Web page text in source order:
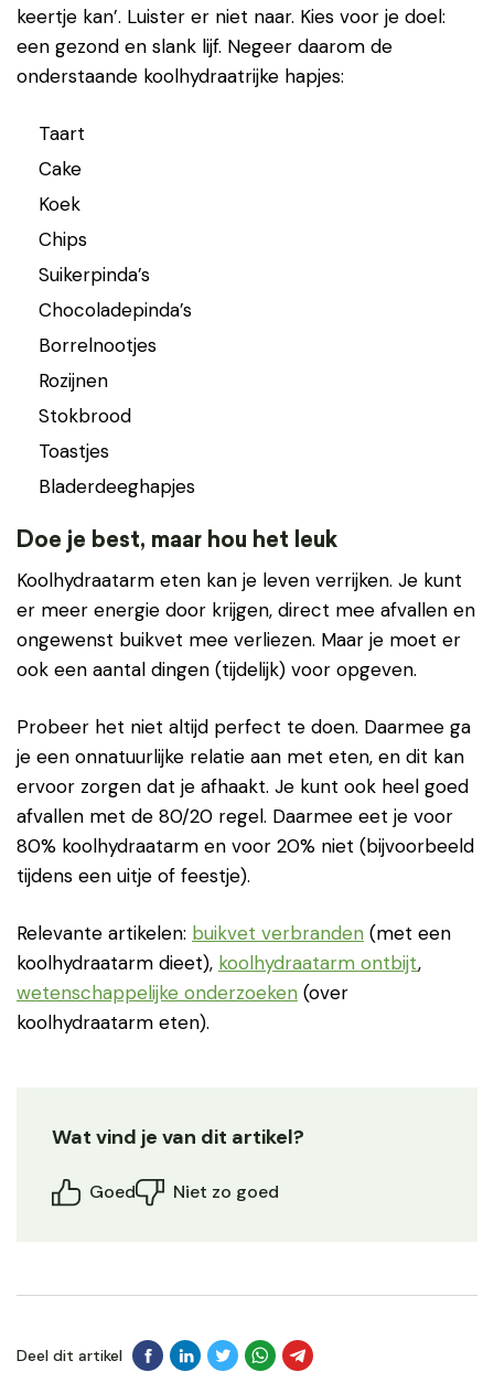
keertje kan’. Luister er niet naar. Kies voor je doel:
een gezond en slank lijf. Negeer daarom de
onderstaande koolhydraatrijke hapjes:
Taart
Cake
Koek
Chips
Suikerpinda’s
Chocoladepinda’s
Borrelnootjes
Rozijnen
Stokbrood
Toastjes
Bladerdeeghapjes
Doe je best, maar hou het leuk
Koolhydraatarm eten kan je leven verrijken. Je kunt
er meer energie door krijgen, direct mee afvallen en
ongewenst buikvet mee verliezen. Maar je moet er
ook een aantal dingen (tijdelijk) voor opgeven.
Probeer het niet altijd perfect te doen. Daarmee ga
je een onnatuurlijke relatie aan met eten, en dit kan
ervoor zorgen dat je afhaakt. Je kunt ook heel goed
afvallen met de 80/20 regel. Daarmee eet je voor
80% koolhydraatarm en voor 20% niet (bijvoorbeeld
tijdens een uitje of feestje).
Relevante artikelen: buikvet verbranden (met een
koolhydraatarm dieet), koolhydraatarm ontbijt,
wetenschappelijke onderzoeken (over
koolhydraatarm eten).
Wat vind je van dit artikel?
Goed Niet zo goed
Deel dit artikel